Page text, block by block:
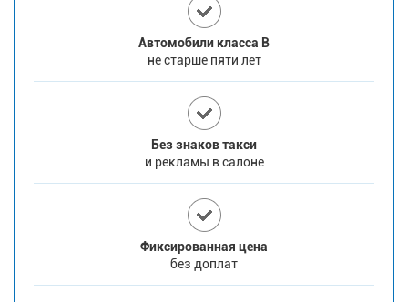
Автомобили класса В
не старше пяти лет
Без знаков такси
и рекламы в салоне
Фиксированная цена
без доплат